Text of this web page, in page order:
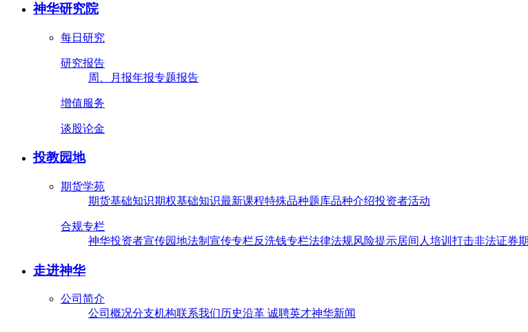
神华研究院
每日研究
研究报告
周、月报年报专题报告
增值服务
谈股论金
投教园地
期货学苑
期货基础知识期权基础知识最新课程特殊品种题库品种介绍投资者活动
合规专栏
神华投资者宣传园地法制宣传专栏反洗钱专栏法律法规风险提示居间人培训 打击非法证券
走进神华
公司简介
公司概况分支机构联系我们历史沿革 诚聘英才神华新闻